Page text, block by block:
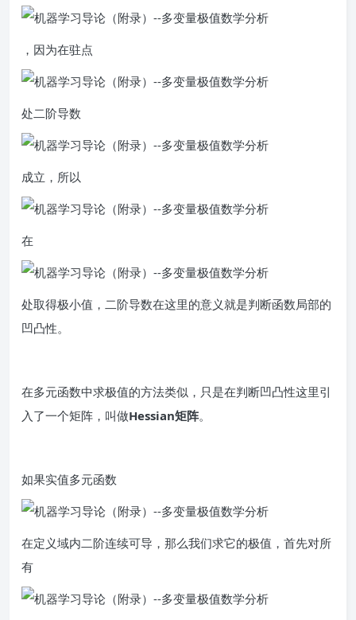
，因为在驻点
处二阶导数
成立，所以
在
处取得极小值，二阶导数在这里的意义就是判断函数局部的
凹凸性。
在多元函数中求极值的方法类似，只是在判断凹凸性这里引
入了一个矩阵，叫做Hessian矩阵。
如果实值多元函数
在定义域内二阶连续可导，那么我们求它的极值，首先对所
有